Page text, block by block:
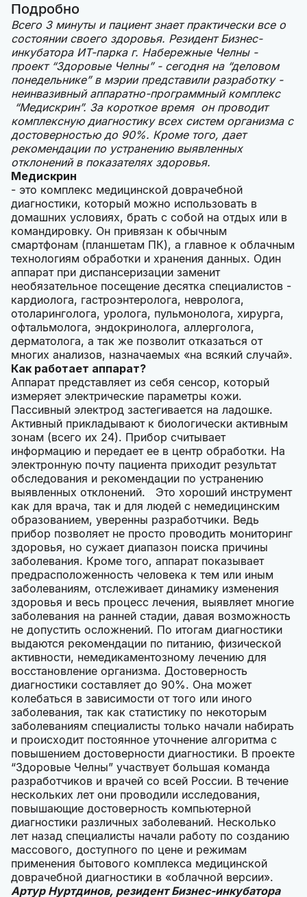
Подробно
Всего 3 минуты и пациент знает практически все о
состоянии своего здоровья. Резидент Бизнес-
инкубатора ИТ-парка г. Набережные Челны -
проект “Здоровые Челны” - сегодня на “деловом
понедельнике” в мэрии представили разработку -
неинвазивный аппаратно-программный комплекс
“Медискрин”. За короткое время он проводит
комплексную диагностику всех систем организма с
достоверностью до 90%. Кроме того, дает
рекомендации по устранению выявленных
отклонений в показателях здоровья.
Медискрин
- это комплекс медицинской доврачебной
диагностики, который можно использовать в
домашних условиях, брать с собой на отдых или в
командировку. Он привязан к обычным
смартфонам (планшетам ПК), а главное к облачным
технологиям обработки и хранения данных. Один
аппарат при диспансеризации заменит
необязательное посещение десятка специалистов -
кардиолога, гастроэнтеролога, невролога,
отоларинголога, уролога, пульмонолога, хирурга,
офтальмолога, эндокринолога, аллерголога,
дерматолога, а так же позволит отказаться от
многих анализов, назначаемых «на всякий случай».
Как работает аппарат?
Аппарат представляет из себя сенсор, который
измеряет электрические параметры кожи.
Пассивный электрод застегивается на ладошке.
Активный прикладывают к биологически активным
зонам (всего их 24). Прибор считывает
информацию и передает ее в центр обработки. На
электронную почту пациента приходит результат
обследования и рекомендации по устранению
выявленных отклонений. Это хороший инструмент
как для врача, так и для людей с немедицинским
образованием, уверенны разработчики. Ведь
прибор позволяет не просто проводить мониторинг
здоровья, но сужает диапазон поиска причины
заболевания. Кроме того, аппарат показывает
предрасположенность человека к тем или иным
заболеваниям, отслеживает динамику изменения
здоровья и весь процесс лечения, выявляет многие
заболевания на ранней стадии, давая возможность
не допустить осложнений. По итогам диагностики
выдаются рекомендации по питанию, физической
активности, немедикаментозному лечению для
восстановление организма. Достоверность
диагностики составляет до 90%. Она может
колебаться в зависимости от того или иного
заболевания, так как статистику по некоторым
заболеваниям специалисты только начали набирать
и происходит постоянное уточнение алгоритма с
повышением достоверности диагностики. В проекте
“Здоровые Челны” участвует большая команда
разработчиков и врачей со всей России. В течение
нескольких лет они проводили исследования,
повышающие достоверность компьютерной
диагностики различных заболеваний. Несколько
лет назад специалисты начали работу по созданию
массового, доступного по цене и режимам
применения бытового комплекса медицинской
доврачебной диагностики в «облачной версии».
Артур Нуртдинов, резидент Бизнес-инкубатора